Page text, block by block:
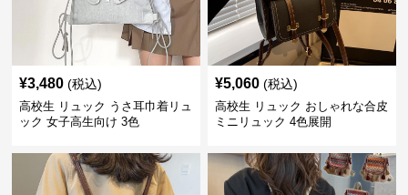
¥3,480 (税込)
高校生 リュック うさ耳巾着リュ
ック 女子高生向け 3色
¥5,060 (税込)
高校生 リュック おしゃれな合皮
ミニリュック 4色展開